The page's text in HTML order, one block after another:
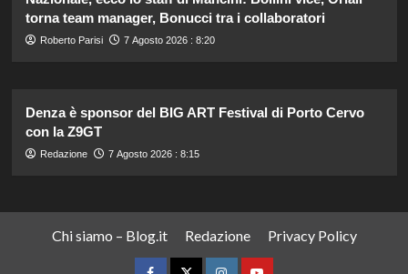
torna team manager, Bonucci tra i collaboratori
Roberto Parisi 7 Agosto 2026 : 8:20
Denza è sponsor del BIG ART Festival di Porto Cervo
con la Z9GT
Redazione 7 Agosto 2026 : 8:15
Chi siamo – Blog.it Redazione Privacy Policy